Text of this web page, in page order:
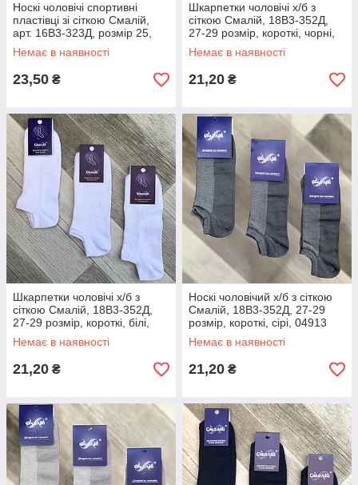
Носкі чоловічі спортивні
пластівці зі сіткою Смалій,
арт. 16В3-323Д, розмір 25,
асорти, 04922
Немає в наявності
23,50 ₴
Шкарпетки чоловічі х/б з
сіткою Смалій, 18В3-352Д,
27-29 розмір, короткі, чорні,
02359
Немає в наявності
21,20 ₴
Шкарпетки чоловічі х/б з
сіткою Смалій, 18В3-352Д,
27-29 розмір, короткі, білі,
02358
Немає в наявності
21,20 ₴
Носкі чоловічий х/б з сіткою
Смалій, 18В3-352Д, 27-29
розмір, короткі, сірі, 04913
Немає в наявності
21,20 ₴